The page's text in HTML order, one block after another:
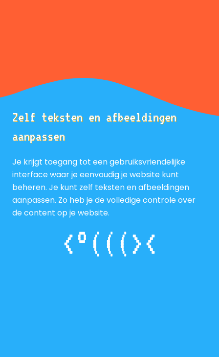
Zelf teksten en afbeeldingen
aanpassen
Je krijgt toegang tot een gebruiksvriendelijke
interface waar je eenvoudig je website kunt
beheren. Je kunt zelf teksten en afbeeldingen
aanpassen. Zo heb je de volledige controle over
de content op je website.
<°(((><